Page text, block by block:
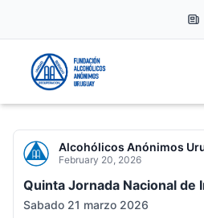
Alcohólicos Anónimos
February 20, 2026
Quinta Jornada Nacional de
Sabado 21 marzo 2026